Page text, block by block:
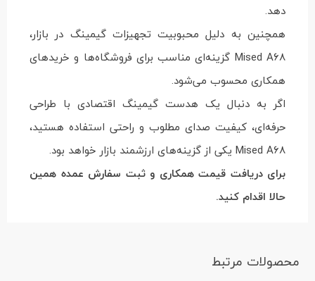
دهد.
همچنین به دلیل محبوبیت تجهیزات گیمینگ در بازار،
Mised A68 گزینه‌ای مناسب برای فروشگاه‌ها و خریدهای
همکاری محسوب می‌شود.
اگر به دنبال یک هدست گیمینگ اقتصادی با طراحی
حرفه‌ای، کیفیت صدای مطلوب و راحتی استفاده هستید،
Mised A68 یکی از گزینه‌های ارزشمند بازار خواهد بود.
برای دریافت قیمت همکاری و ثبت سفارش عمده همین
حالا اقدام کنید.
محصولات مرتبط